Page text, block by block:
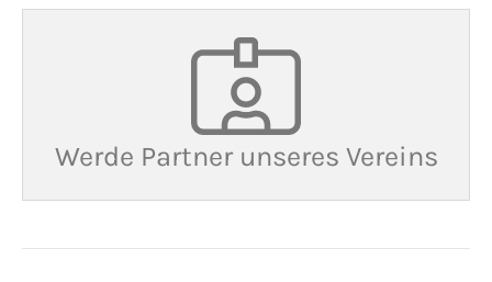
Werde Partner unseres Vereins